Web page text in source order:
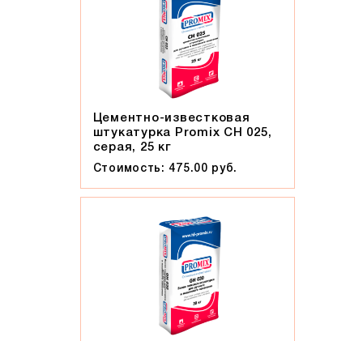
Цементно-известковая
штукатурка Promix CH 025,
серая, 25 кг
Стоимость: 475.00 руб.